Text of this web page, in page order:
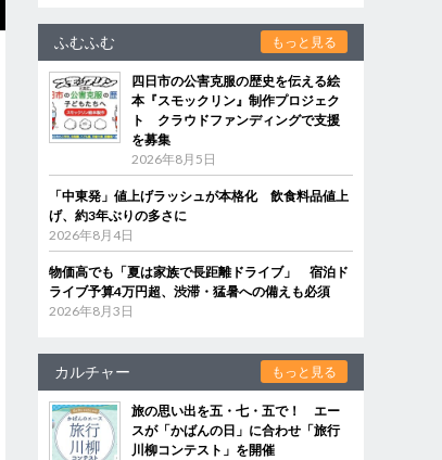
ふむふむ もっと見る
四日市の公害克服の歴史を伝える絵
本『スモックリン』制作プロジェク
ト クラウドファンディングで支援
を募集
2026年8月5日
「中東発」値上げラッシュが本格化 飲食料品値上
げ、約3年ぶりの多さに
2026年8月4日
物価高でも「夏は家族で長距離ドライブ」 宿泊ド
ライブ予算4万円超、渋滞・猛暑への備えも必須
2026年8月3日
カルチャー もっと見る
旅の思い出を五・七・五で！ エー
スが「かばんの日」に合わせ「旅行
川柳コンテスト」を開催